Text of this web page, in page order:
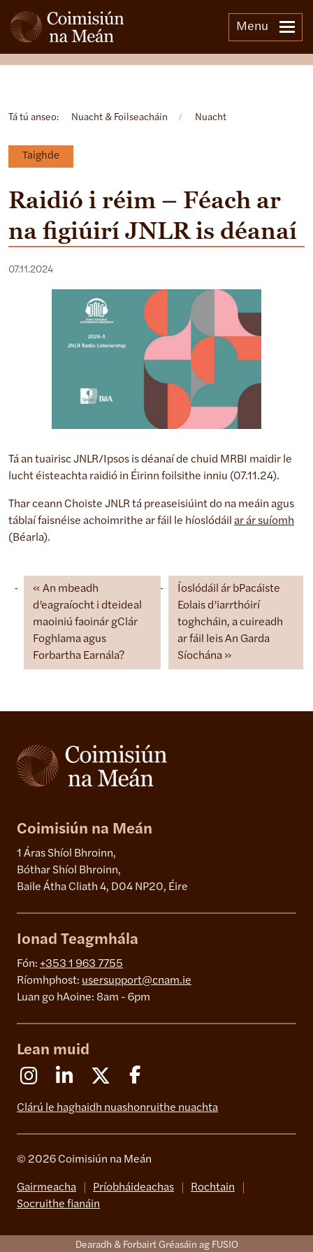
Menu
Tá tú anseo: Nuacht & Foilseacháin / Nuacht
Taighde
Raidió i réim – Féach ar
na figiúirí JNLR is déanaí
07.11.2024
Tá an tuairisc JNLR/Ipsos is déanaí de chuid MRBI maidir le
lucht éisteachta raidió in Éirinn foilsithe inniu (07.11.24).
Thar ceann Choiste JNLR tá preaseisiúint do na meáin agus
táblaí faisnéise achoimrithe ar fáil le híoslódáil ar ár suíomh
(Béarla).
An mbeadh
d’eagraíocht i dteideal
maoiniú faoinár gClár
Foghlama agus
Forbartha Earnála?
Íoslódáil ár bPacáiste
Eolais d’iarrthóirí
toghcháin, a cuireadh
ar fáil leis An Garda
Síochána
Open side menu
Coimisiún na Meán
1 Áras Shíol Bhroinn,
Bóthar Shíol Bhroinn,
Baile Átha Cliath 4, D04 NP20, Éire
Ionad Teagmhála
Fón: +353 1 963 7755
Ríomhphost: usersupport@cnam.ie
Luan go hAoine: 8am - 6pm
Lean muid
InstagramLinkedin X (Formerly Twitter)
Clárú le haghaidh nuashonruithe nuachta
© 2026 Coimisiún na Meán
Gairmeacha Príobháideachas
Rochtain
Socruithe fianáin
Dearadh & Forbairt Gréasáin ag FUSIO